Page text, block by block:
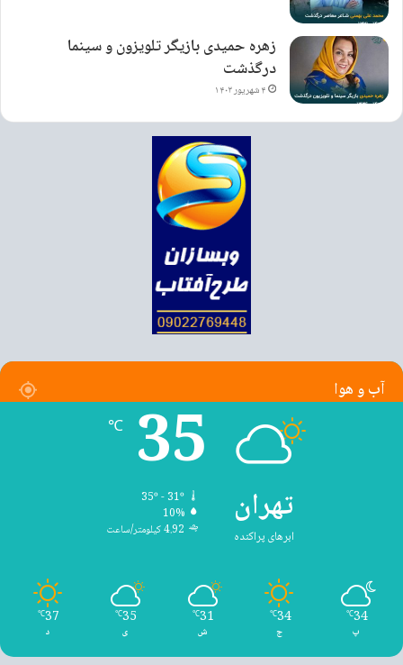
زهره حمیدی بازیگر تلویزون و سینما
درگذشت
۴ شهریور ۱۴۰۳
آب و هوا
تهران
ابرهای پراکنده
35
℃
35º - 31º
10%
4.92 کیلومتر/ساعت
34
℃
پ
34
℃
ج
31
℃
ش
35
℃
ی
37
℃
د